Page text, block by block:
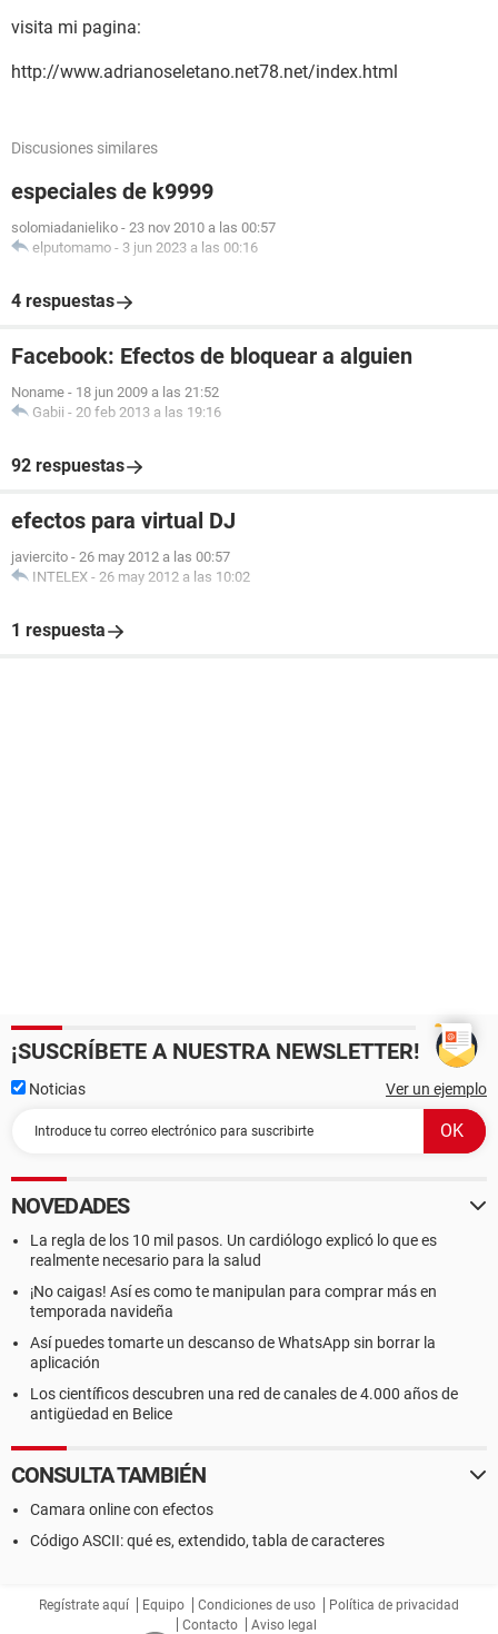
visita mi pagina:
http://www.adrianoseletano.net78.net/index.html
Discusiones similares
especiales de k9999
solomiadanieliko - 23 nov 2010 a las 00:57
elputomamo - 3 jun 2023 a las 00:16
4 respuestas
Facebook: Efectos de bloquear a alguien
Noname - 18 jun 2009 a las 21:52
Gabii - 20 feb 2013 a las 19:16
92 respuestas
efectos para virtual DJ
javiercito - 26 may 2012 a las 00:57
INTELEX - 26 may 2012 a las 10:02
1 respuesta
¡SUSCRÍBETE A NUESTRA NEWSLETTER!
Noticias Ver un ejemplo
NOVEDADES
La regla de los 10 mil pasos. Un cardiólogo explicó lo que es
realmente necesario para la salud
¡No caigas! Así es como te manipulan para comprar más en
temporada navideña
Así puedes tomarte un descanso de WhatsApp sin borrar la
aplicación
Los científicos descubren una red de canales de 4.000 años de
antigüedad en Belice
CONSULTA TAMBIÉN
Camara online con efectos
Código ASCII: qué es, extendido, tabla de caracteres
Regístrate aquí Equipo Condiciones de uso
Política de privacidad
Contacto
Aviso legal